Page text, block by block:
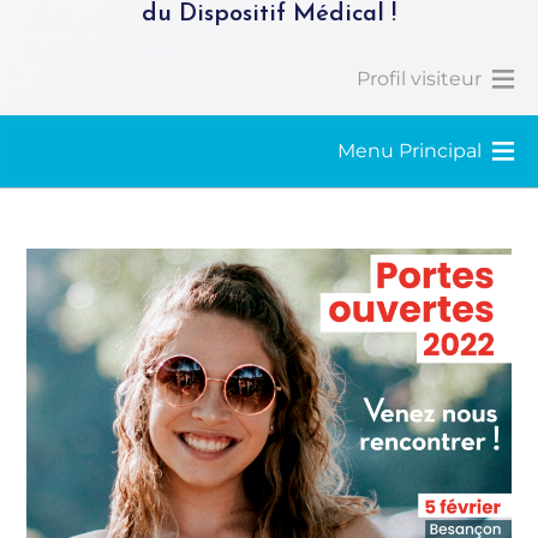
du Dispositif Médical !
Profil visiteur
Menu Principal